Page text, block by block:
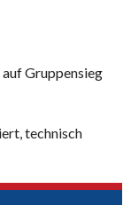
Gruppensieg
technisch